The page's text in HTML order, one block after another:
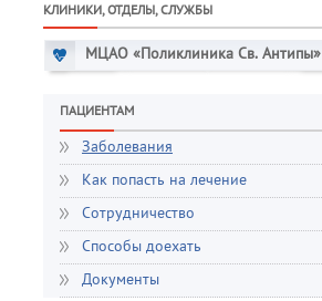
КЛИНИКИ, ОТДЕЛЫ, СЛУЖБЫ
МЦАО «Поликлиника Св. Антипы»
ПАЦИЕНТАМ
Заболевания
Как попасть на лечение
Сотрудничество
Способы доехать
Документы